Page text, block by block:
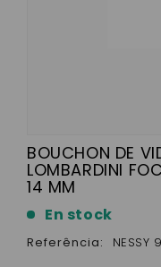
BOUCHON DE
LOMBARDINI
14 MM
En stock
Referência: NESSY